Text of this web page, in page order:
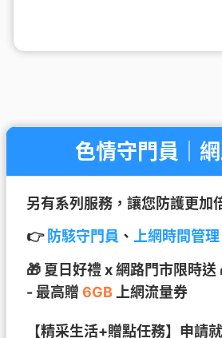
色情守門員｜
另有系列服務，讓您防護更加
👉 防駭守門員 、 上網時間管理
🎁 夏日好禮 x 網路門市限時送
- 最高贈 6GB 上網流量券
【精采生活+贈點任務】申請